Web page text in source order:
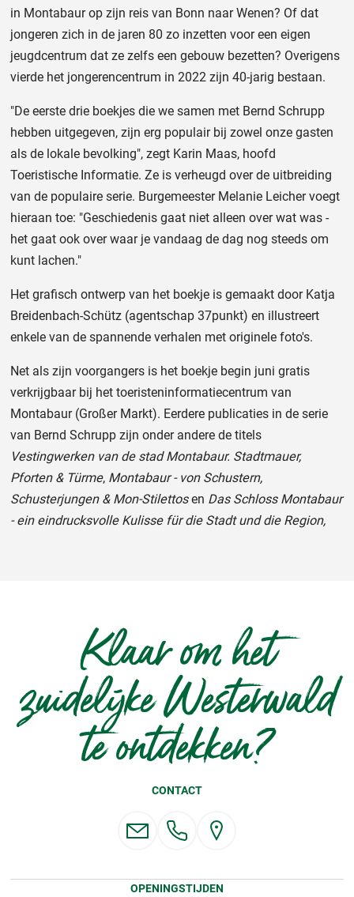
in Montabaur op zijn reis van Bonn naar Wenen? Of dat
jongeren zich in de jaren 80 zo inzetten voor een eigen
jeugdcentrum dat ze zelfs een gebouw bezetten? Overigens
vierde het jongerencentrum in 2022 zijn 40-jarig bestaan.
"De eerste drie boekjes die we samen met Bernd Schrupp
hebben uitgegeven, zijn erg populair bij zowel onze gasten
als de lokale bevolking", zegt Karin Maas, hoofd
Toeristische Informatie. Ze is verheugd over de uitbreiding
van de populaire serie. Burgemeester Melanie Leicher voegt
hieraan toe: "Geschiedenis gaat niet alleen over wat was -
het gaat ook over waar je vandaag de dag nog steeds om
kunt lachen."
Het grafisch ontwerp van het boekje is gemaakt door Katja
Breidenbach-Schütz (agentschap 37punkt) en illustreert
enkele van de spannende verhalen met originele foto's.
Net als zijn voorgangers is het boekje begin juni gratis
verkrijgbaar bij het toeristeninformatiecentrum van
Montabaur (Großer Markt). Eerdere publicaties in de serie
van Bernd Schrupp zijn onder andere de titels
Vestingwerken van de stad Montabaur. Stadtmauer,
Pforten & Türme, Montabaur - von Schustern,
Schusterjungen & Mon-Stilettosen Das Schloss Montabaur
- ein eindrucksvolle Kulisse für die Stadt und die Region,
Klaar om het
zuidelijke Westerwald
te ontdekken?
CONTACT
OPENINGSTIJDEN